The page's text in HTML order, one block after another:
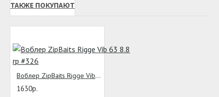
ТАКЖЕ ПОКУПАЮТ
Воблер ZipBaits Rigge Vib 63 8.8 гр #326
1630р.